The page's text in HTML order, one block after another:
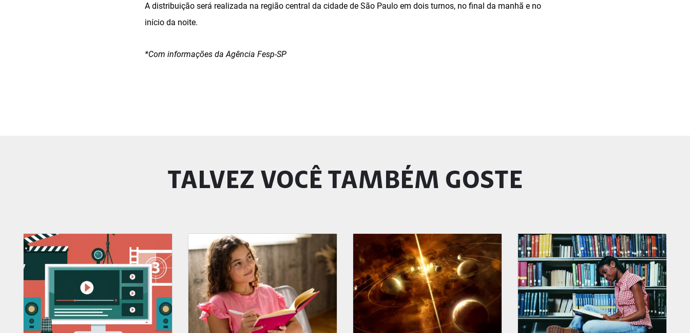
A distribuição será realizada na região central da cidade de São Paulo em dois turnos, no final da manhã e no
início da noite.
*Com informações da Agência Fesp-SP
TALVEZ VOCÊ TAMBÉM GOSTE